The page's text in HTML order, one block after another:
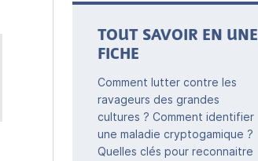
TOUT SAVOIR EN UNE
FICHE
Comment lutter contre les
ravageurs des grandes
cultures ? Comment identifier
une maladie cryptogamique ?
Quelles clés pour reconnaitre